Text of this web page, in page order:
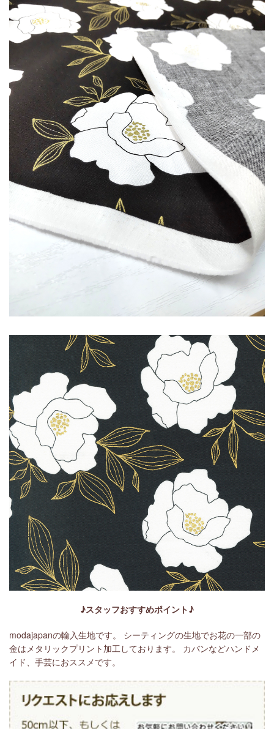
♪スタッフおすすめポイント♪
modajapanの輸入生地です。 シーティングの生地でお花の一部の
金はメタリックプリント加工しております。 カバンなどハンドメ
イド、手芸におススメです。